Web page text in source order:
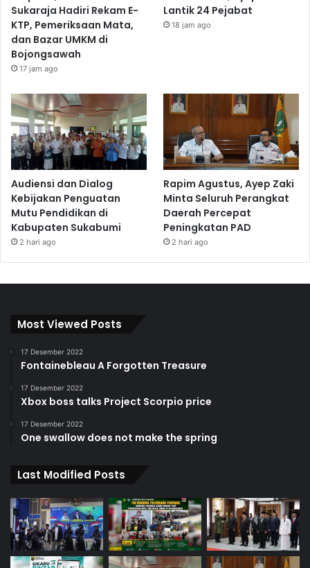
Sukaraja Hadiri Rekam E-
KTP, Pemeriksaan Mata,
dan Bazar UMKM di
Bojongsawah
17 jam ago
Lantik 24 Pejabat
18 jam ago
Audiensi dan Dialog
Kebijakan Penguatan
Mutu Pendidikan di
Kabupaten Sukabumi
2 hari ago
Rapim Agustus, Ayep Zaki
Minta Seluruh Perangkat
Daerah Percepat
Peningkatan PAD
2 hari ago
Most Viewed Posts
17 Desember 2022
Fontainebleau A Forgotten Treasure
17 Desember 2022
Xbox boss talks Project Scorpio price
17 Desember 2022
One swallow does not make the spring
Last Modified Posts